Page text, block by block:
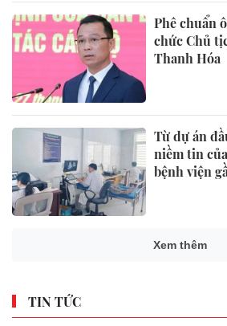
Phê chuẩn
chức Chủ
Thanh Hóa
Từ dự án
niềm tin
bệnh viện
Xem thêm
TIN TỨC